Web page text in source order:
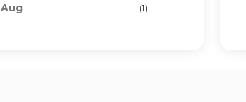
Aug
(1)